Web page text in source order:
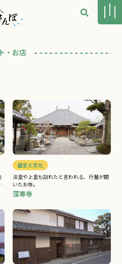
・お店
歴史と文化
法皇や上皇も訪れたと言われる、行基が開
いたお寺。
深専寺